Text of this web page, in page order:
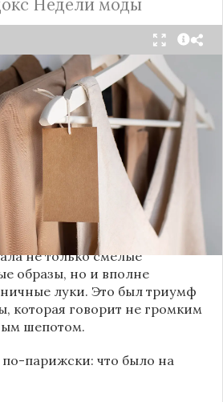
Недели моды
Неделя моды в Париже —
про безумные тренды, на
посмотрит с
интересный тренд этого
к реальной жизни. Показы
роскошь и мастерство стиля
а в виртуозном
вещами.
автор канала «Деловая
неделя моды
не только смелые
образы, но и вполне
луки. Это был триумф
которая говорит не громким
шепотом.
по-парижски: что было на